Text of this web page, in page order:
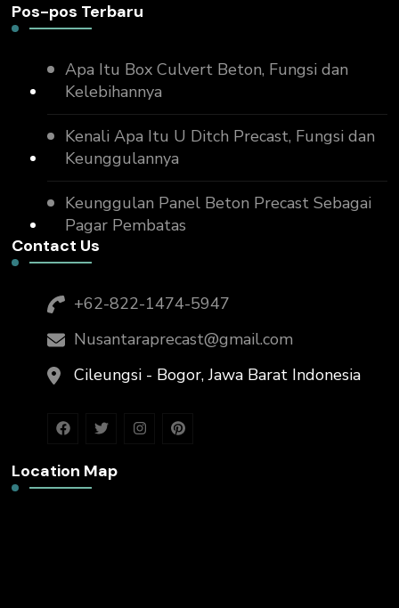
Pos-pos Terbaru
Apa Itu Box Culvert Beton, Fungsi dan
Kelebihannya
Kenali Apa Itu U Ditch Precast, Fungsi dan
Keunggulannya
Keunggulan Panel Beton Precast Sebagai
Pagar Pembatas
Contact Us
+62-822-1474-5947
Nusantaraprecast@gmail.com
Cileungsi - Bogor, Jawa Barat Indonesia
Location Map